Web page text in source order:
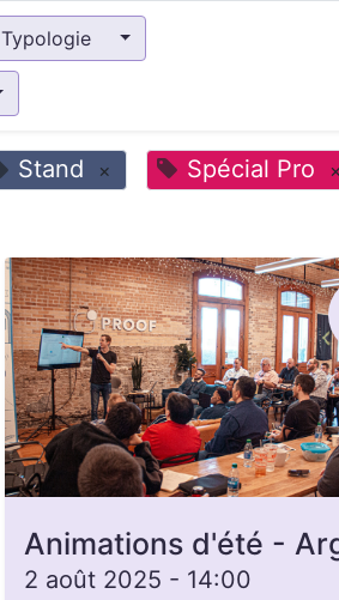
Typologie
Stand × Spécial Pro ×
2 août 2025 - 14:00